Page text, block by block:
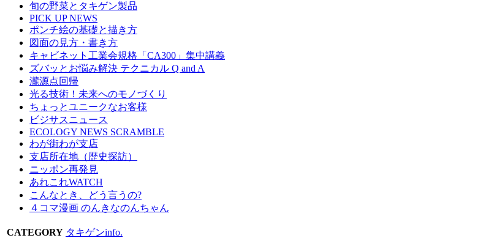
旬の野菜とタキゲン製品
PICK UP NEWS
ポンチ絵の基礎と描き方
図面の見方・書き方
キャビネット工業会規格「CA300」集中講義
ズバッとお悩み解決 テクニカル Q and A
瀧源点回帰
光る技術！未来へのモノづくり
ちょっとユニークなお客様
ビジサスニュース
ECOLOGY NEWS SCRAMBLE
わが街わが支店
支店所在地（歴史探訪）
ニッポン再発見
あれこれWATCH
こんなとき、どう言うの?
４コマ漫画 のんきなのんちゃん
CATEGORY タキゲンinfo.